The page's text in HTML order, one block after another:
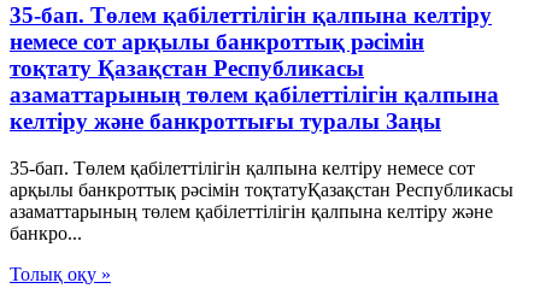
35-бап. Төлем қабілеттілігін қалпына келтіру
немесе сот арқылы банкроттық рәсімін
тоқтату Қазақстан Республикасы
азаматтарының төлем қабілеттілігін қалпына
келтіру және банкроттығы туралы Заңы
35-бап. Төлем қабілеттілігін қалпына келтіру немесе сот
арқылы банкроттық рәсімін тоқтатуҚазақстан Республикасы
азаматтарының төлем қабілеттілігін қалпына келтіру және
банкро...
Толық оқу »